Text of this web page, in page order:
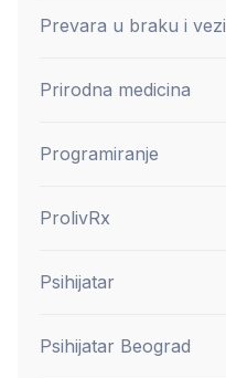
Prevara u braku i vezi
Prirodna medicina
Programiranje
ProlivRx
Psihijatar
Psihijatar Beograd